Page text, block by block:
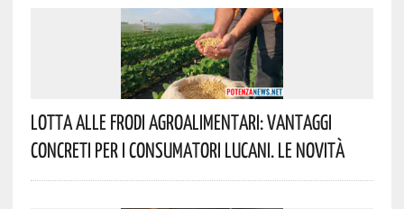
Lotta Alle Frodi Agroalimentari: Vantaggi
Concreti Per I Consumatori Lucani. Le Novità